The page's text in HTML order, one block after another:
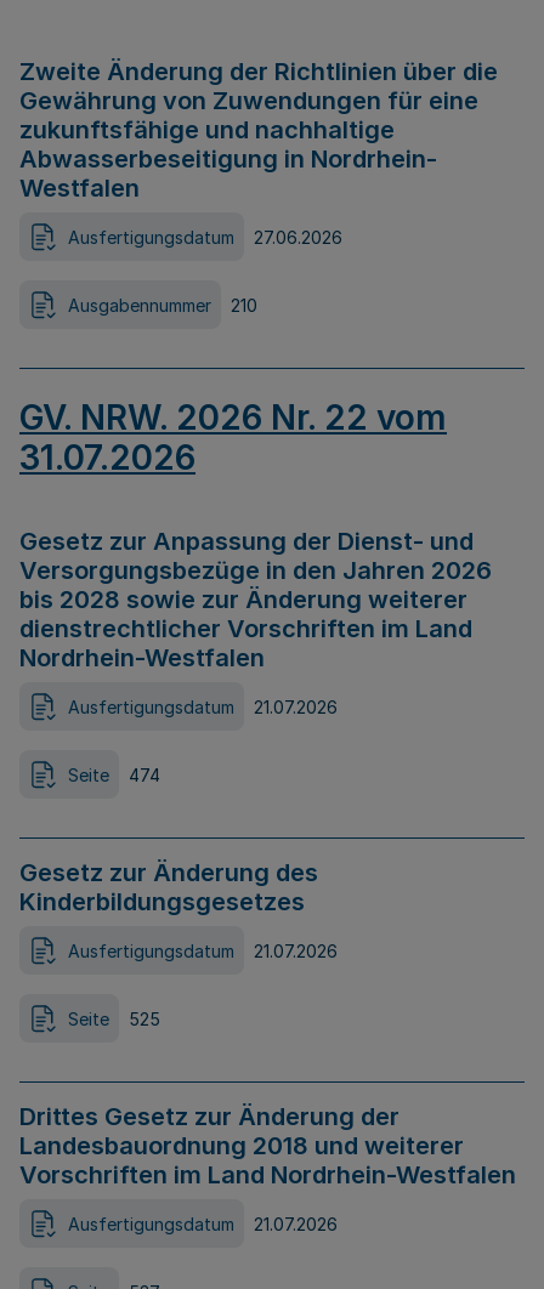
Zweite Änderung der Richtlinien über die
Gewährung von Zuwendungen für eine
zukunftsfähige und nachhaltige
Abwasserbeseitigung in Nordrhein-
Westfalen
Ausfertigungsdatum 27.06.2026
Ausgabennummer 210
GV. NRW. 2026 Nr. 22 vom
31.07.2026
Gesetz zur Anpassung der Dienst- und
Versorgungsbezüge in den Jahren 2026
bis 2028 sowie zur Änderung weiterer
dienstrechtlicher Vorschriften im Land
Nordrhein-Westfalen
Ausfertigungsdatum 21.07.2026
Seite 474
Gesetz zur Änderung des
Kinderbildungsgesetzes
Ausfertigungsdatum 21.07.2026
Seite 525
Drittes Gesetz zur Änderung der
Landesbauordnung 2018 und weiterer
Vorschriften im Land Nordrhein-Westfalen
Ausfertigungsdatum 21.07.2026